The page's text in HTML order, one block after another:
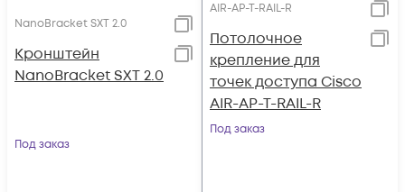
NanoBracket SXT 2.0
Кронштейн
NanoBracket SXT 2.0
Под заказ
AIR-AP-T-RAIL-R
Потолочное
крепление для
точек доступа Cisco
AIR-AP-T-RAIL-R
Под заказ